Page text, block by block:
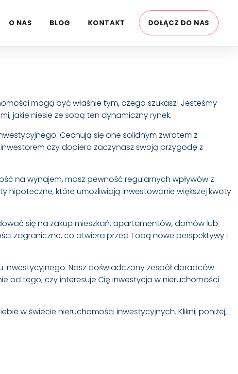
O NAS BLOG KONTAKT DOŁĄCZ DO NAS
mogą być właśnie tym, czego szukasz! Jesteśmy
jakie niesie ze sobą ten dynamiczny rynek.
Cechują się one solidnym zwrotem z
czy dopiero zaczynasz swoją przygodę z
na wynajem, masz pewność regularnych wpływów z
hipoteczne, które umożliwiają inwestowanie większej kwoty
się na zakup mieszkań, apartamentów, domów lub
zagraniczne, co otwiera przed Tobą nowe perspektywy i
Nasz doświadczony zespół doradców
od tego, czy interesuje Cię inwestycja w nieruchomości
w świecie nieruchomości inwestycyjnych. Kliknij poniżej,